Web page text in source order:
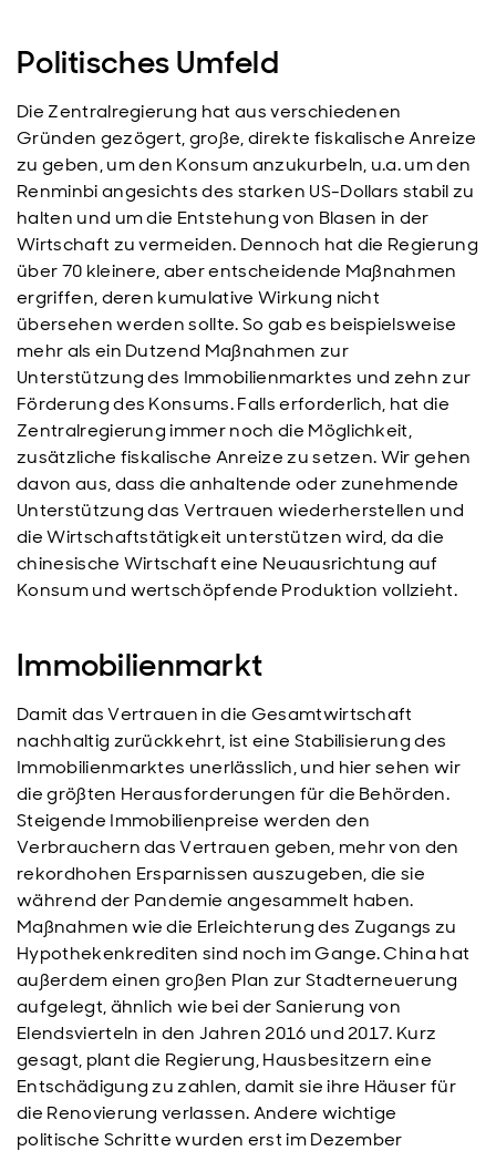
Politisches Umfeld
Die Zentralregierung hat aus verschiedenen
Gründen gezögert, große, direkte fiskalische Anreize
zu geben, um den Konsum anzukurbeln, u.a. um den
Renminbi angesichts des starken US-Dollars stabil zu
halten und um die Entstehung von Blasen in der
Wirtschaft zu vermeiden. Dennoch hat die Regierung
über 70 kleinere, aber entscheidende Maßnahmen
ergriffen, deren kumulative Wirkung nicht
übersehen werden sollte. So gab es beispielsweise
mehr als ein Dutzend Maßnahmen zur
Unterstützung des Immobilienmarktes und zehn zur
Förderung des Konsums. Falls erforderlich, hat die
Zentralregierung immer noch die Möglichkeit,
zusätzliche fiskalische Anreize zu setzen. Wir gehen
davon aus, dass die anhaltende oder zunehmende
Unterstützung das Vertrauen wiederherstellen und
die Wirtschaftstätigkeit unterstützen wird, da die
chinesische Wirtschaft eine Neuausrichtung auf
Konsum und wertschöpfende Produktion vollzieht.
Immobilienmarkt
Damit das Vertrauen in die Gesamtwirtschaft
nachhaltig zurückkehrt, ist eine Stabilisierung des
Immobilienmarktes unerlässlich, und hier sehen wir
die größten Herausforderungen für die Behörden.
Steigende Immobilienpreise werden den
Verbrauchern das Vertrauen geben, mehr von den
rekordhohen Ersparnissen auszugeben, die sie
während der Pandemie angesammelt haben.
Maßnahmen wie die Erleichterung des Zugangs zu
Hypothekenkrediten sind noch im Gange. China hat
außerdem einen großen Plan zur Stadterneuerung
aufgelegt, ähnlich wie bei der Sanierung von
Elendsvierteln in den Jahren 2016 und 2017. Kurz
gesagt, plant die Regierung, Hausbesitzern eine
Entschädigung zu zahlen, damit sie ihre Häuser für
die Renovierung verlassen. Andere wichtige
politische Schritte wurden erst im Dezember